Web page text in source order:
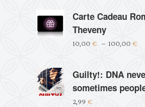
Carte Cadeau
Theveny
10,00 € – 100,00 €
Guilty!: DNA
sometimes
2,99 €